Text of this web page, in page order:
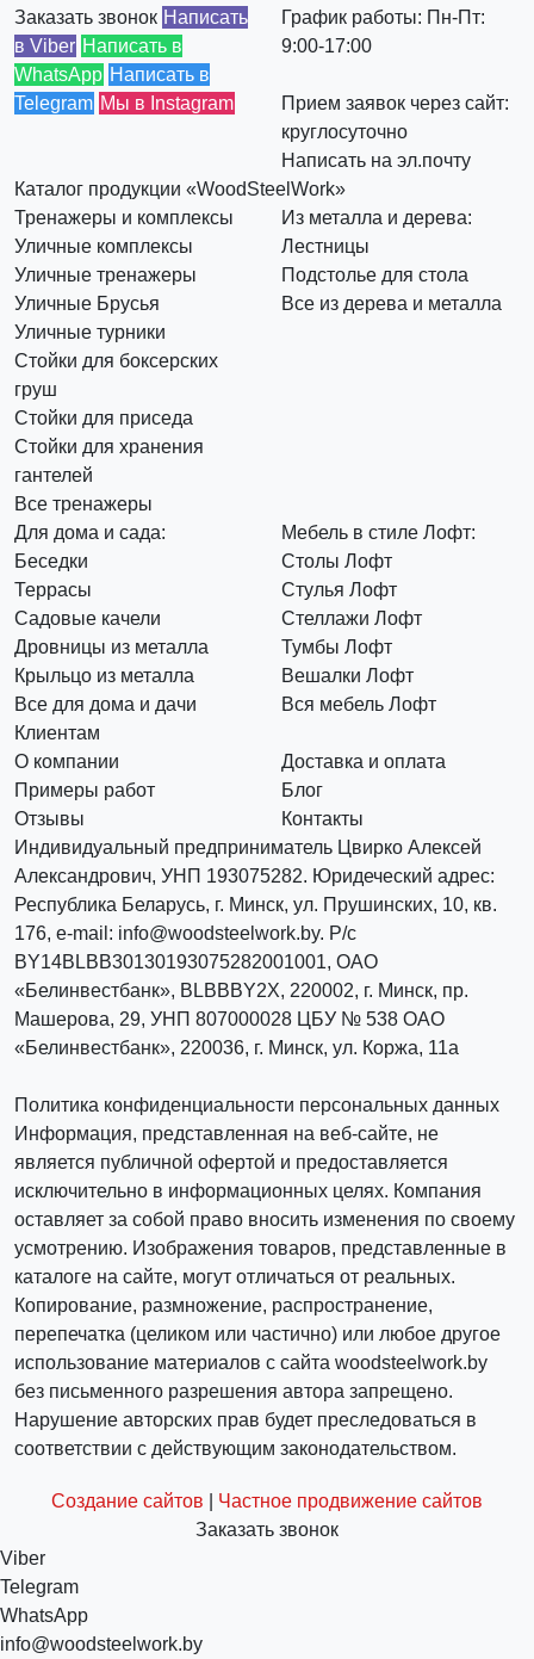
Заказать звонок Написать
в Viber Написать в
WhatsApp Написать в
Telegram Мы в Instagram
График работы: Пн-Пт:
9:00-17:00
Прием заявок через сайт:
круглосуточно
Написать на эл.почту
Каталог продукции «WoodSteelWork»
Тренажеры и комплексы
Уличные комплексы
Уличные тренажеры
Уличные Брусья
Уличные турники
Стойки для боксерских
груш
Стойки для приседа
Стойки для хранения
гантелей
Все тренажеры
Из металла и дерева:
Лестницы
Подстолье для стола
Все из дерева и металла
Для дома и сада:
Беседки
Террасы
Садовые качели
Дровницы из металла
Крыльцо из металла
Все для дома и дачи
Мебель в стиле Лофт:
Столы Лофт
Стулья Лофт
Стеллажи Лофт
Тумбы Лофт
Вешалки Лофт
Вся мебель Лофт
Клиентам
О компании
Доставка и оплата
Примеры работ
Блог
Отзывы
Контакты
Индивидуальный предприниматель Цвирко Алексей
Александрович, УНП 193075282. Юридеческий адрес:
Республика Беларусь, г. Минск, ул. Прушинских, 10, кв.
176, e-mail: info@woodsteelwork.by. Р/с
BY14BLBB30130193075282001001, ОАО
«Белинвестбанк», BLBBBY2X, 220002, г. Минск, пр.
Машерова, 29, УНП 807000028 ЦБУ № 538 ОАО
«Белинвестбанк», 220036, г. Минск, ул. Коржа, 11а
Политика конфиденциальности персональных данных
Информация, представленная на веб-сайте, не
является публичной офертой и предоставляется
исключительно в информационных целях. Компания
оставляет за собой право вносить изменения по своему
усмотрению. Изображения товаров, представленные в
каталоге на сайте, могут отличаться от реальных.
Копирование, размножение, распространение,
перепечатка (целиком или частично) или любое другое
использование материалов с сайта woodsteelwork.by
без письменного разрешения автора запрещено.
Нарушение авторских прав будет преследоваться в
соответствии с действующим законодательством.
Создание сайтов
Частное продвижение сайтов
Заказать звонок
Viber
Telegram
WhatsApp
info@woodsteelwork.by